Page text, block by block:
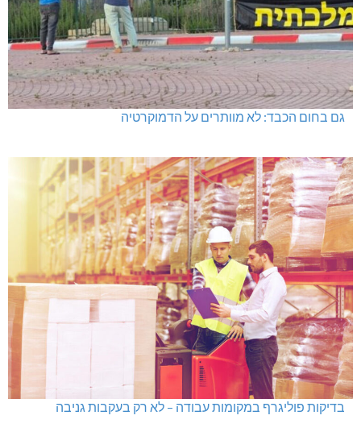
גם בחום הכבד: לא מוותרים על הדמוקרטיה
בדיקות פוליגרף במקומות עבודה – לא רק בעקבות גניבה